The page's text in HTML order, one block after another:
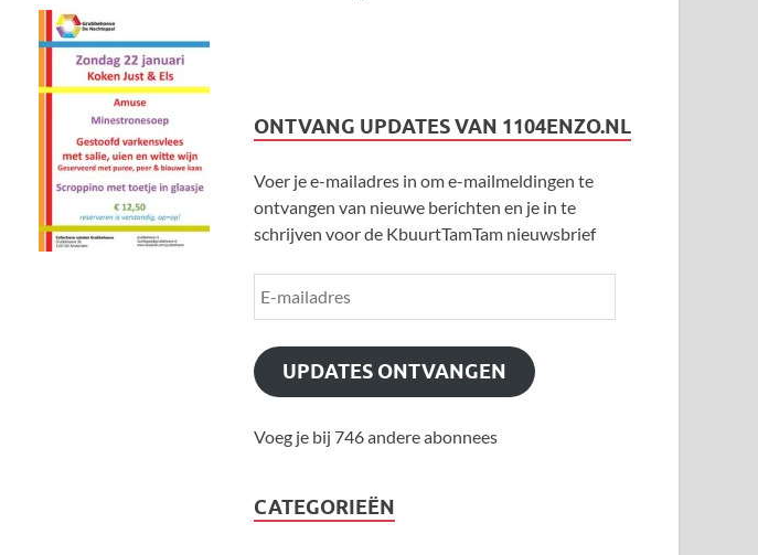
ONTVANG UPDATES VAN 1104ENZO.NL
Voer je e-mailadres in om e-mailmeldingen te
ontvangen van nieuwe berichten en je in te
schrijven voor de KbuurtTamTam nieuwsbrief
UPDATES ONTVANGEN
Voeg je bij 746 andere abonnees
CATEGORIEËN